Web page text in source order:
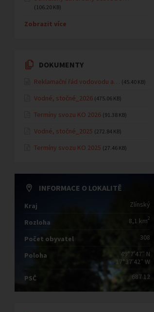
(106.20 KB)
Zobrazit více
DOKUMENTY
Reklamační řád vodovodu a… (45.40 KB)
Vodné, stočné_2026 (475.06 KB)
Termíny svozu KO 2026 (91.38 KB)
Vodné, stočné_2025 (272.84 KB)
Termíny svozu KO 2025 (27.46 KB)
INFORMACE O LOKALITĚ
Kraj Zlínský
Rozloha 8,1 km2
Počet obyvatel 308
Poloha
49°7′47″ N
17°37′42″ W
PSČ
687 12